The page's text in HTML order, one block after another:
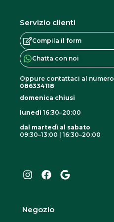
Servizio clienti
Compila il form
Chatta con noi
Oppure contattaci al numero
086334118
domenica chiusi
lunedì 16:30–20:00
dal martedì al sabato
09:30–13:00 | 16:30–20:00
t
r
a
e
o
k
g
Negozio